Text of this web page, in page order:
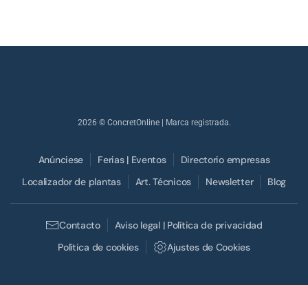
2026 © ConcretOnline | Marca registrada.
Anúnciese Ferias | Eventos
Directorio empresas
Localizador de plantas
Art. Técnicos Newsletter Blog
Contacto
Aviso legal | Política de privacidad
Política de cookies
Ajustes de Cookies